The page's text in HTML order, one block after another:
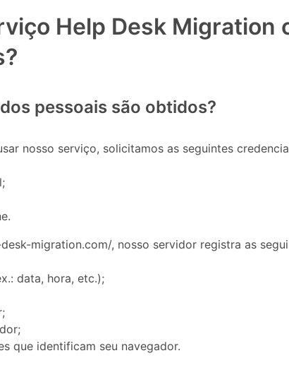
Help Desk Migration
pessoais são obtidos?
nosso serviço, solicitamos as seguintes
migration.com/, nosso servidor registra as
data, hora, etc.);
que identificam seu navegador.